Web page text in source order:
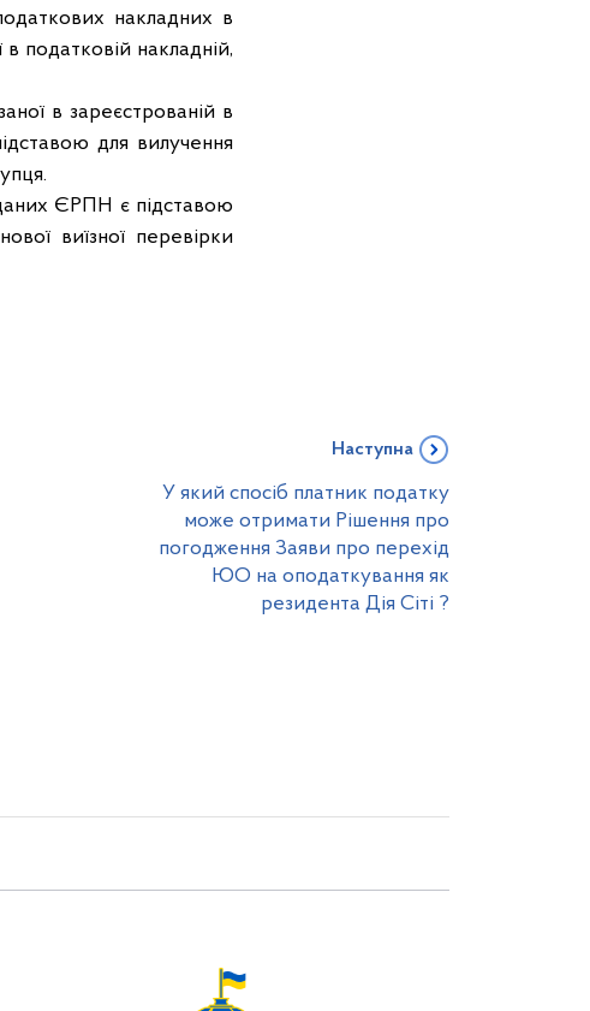
накладних в
податковій накладній,
в зареєстрованій в
для вилучення
ЄРПН є підставою
виїзної перевірки
Наступна
У який спосіб платник податку
може отримати Рішення про
погодження Заяви про перехід
ЮО на оподаткування як
резидента Дія Сіті ?